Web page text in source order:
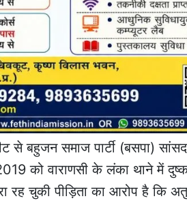
से बहुजन समाज पार्टी (बसपा)
को वाराणसी के लंका थाने में
रह चुकी पीड़िता का आरोप है कि